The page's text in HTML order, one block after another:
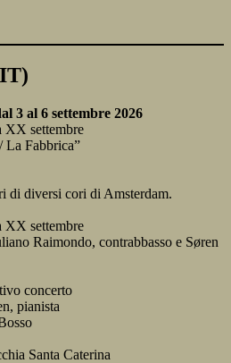
3 al 6 settembre 2026
XX settembre
La Fabbrica”
di diversi cori di Amsterdam.
XX settembre
Raimondo, contrabbasso e Søren
concerto
pianista
Santa Caterina